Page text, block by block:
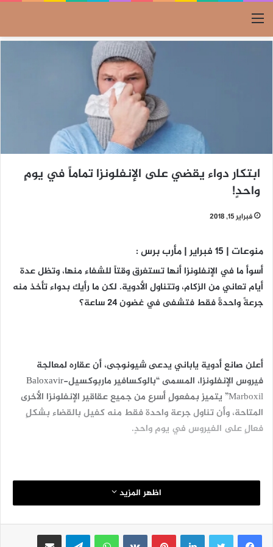
القائمة
ابتكار دواء يقضي على الإنفلونزا تماماً في يومٍ
واحدٍ!
فبراير 15, 2018
منوعات | 15 فبراير | مأرب برس :
أسوأ ما في الإنفلونزا أنها تستغرق وقتاً للشفاء منها، وتظل عدة
أيام تعاني من الزكام، وتتناول الأدوية. لكن ما رأيك بدواء تأخذ منه
جرعةً واحدةً فقط فتشفى في غضون 24 ساعة؟
أعلن صانع أدوية ياباني يدعى شيونوجى، أن عقاره لمعالجة
فيروس الإنفلونزا، المسمى “بالوكسافير ماربوكسيل-Baloxavir
Marboxil” يتميز بمفعولٍ أسرع من جميع عقاقير الإنفلونزا الأخرى
المتاحة، وأن تناول جرعة واحدة فقط منه كفيل بالقضاء بشكلٍ
فعالٍ على الفيروس في يومٍ واحدٍ.
وقد أجريت العديد من التجارب على هذا الدواء، وفي المرحلة
الثالثة من التجارب السريرية العام الماضي، ليتبين أن متوسط
الوقت الذي يستغرقه المركب للقضاء على الفيروس لدى البالغين
الذين يتمتعون بصحةٍ جيدةٍ، لم يتجاوز فترة الـ24 ساعة.
اظهر المزيد
لينكدإنبينتيريست واتساب تيلقرام مشاركة عبر البريد